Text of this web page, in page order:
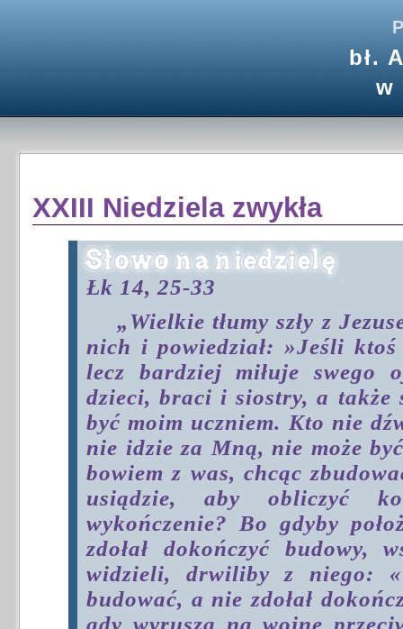
bł.
w
XXIII Niedziela zwykła
Łk 14, 25-33
„Wielkie tłumy szły z
nich i powiedział: »Jeśli
lecz bardziej miłuje swego
dzieci, braci i siostry, a także
być moim uczniem. Kto nie
nie idzie za Mną, nie może
bowiem z was, chcąc
usiądzie, aby obliczyć
wykończenie? Bo gdyby
zdołał dokończyć budowy,
widzieli, drwiliby z niego:
budować, a nie zdołał